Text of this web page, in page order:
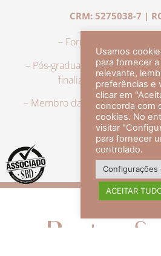
CRM: 5275038-7 |
– Formação em
– Pós-graduação em
finalizado a
– Membro da Sociedade
com título de
veja
Redes
Usamos
para fornecer
relevante,
preferências e
clicar em
concorda com
cookies. No
visitar
para fornecer
controlado.
Configurações
ACEITAR